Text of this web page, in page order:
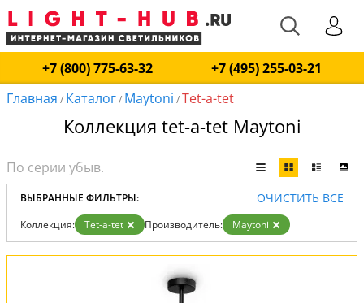
+7 (800) 775-63-32
+7 (495) 255-03-21
Главная / Каталог/ Maytoni /Tet-a-tet
Коллекция tet-a-tet Maytoni
ВЫБРАННЫЕ ФИЛЬТРЫ: ОЧИСТИТЬ ВСЕ
Коллекция: Tet-a-tet Производитель: Maytoni